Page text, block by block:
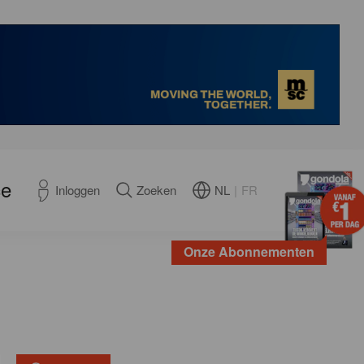
Inloggen Zoeken NL FR
Onze Abonnementen